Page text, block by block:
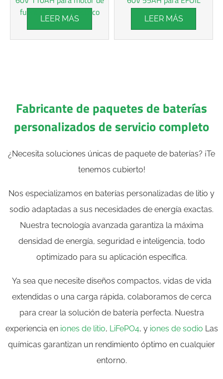
fuera de borda eléctrico
LEER MÁS LEER MÁS
Fabricante de paquetes de baterías
personalizados de servicio completo
¿Necesita soluciones únicas de paquete de baterías? ¡Te
tenemos cubierto!
Nos especializamos en baterías personalizadas de litio y
sodio adaptadas a sus necesidades de energía exactas.
Nuestra tecnología avanzada garantiza la máxima
densidad de energía, seguridad e inteligencia, todo
optimizado para su aplicación específica.
Ya sea que necesite diseños compactos, vidas de vida
extendidas o una carga rápida, colaboramos de cerca
para crear la solución de batería perfecta. Nuestra
experiencia en iones de litio, LiFePO4, y iones de sodio Las
químicas garantizan un rendimiento óptimo en cualquier
entorno.